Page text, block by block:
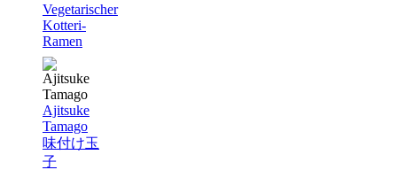
Vegetarischer
Kotteri-
Ramen
Ajitsuke
Tamago
味付け玉
子